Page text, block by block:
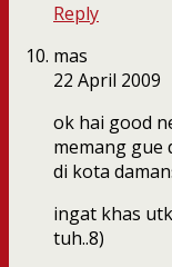
Reply
mas
22 April 2009
ok hai good
memang gue
di kota
ingat khas
tuh..8)